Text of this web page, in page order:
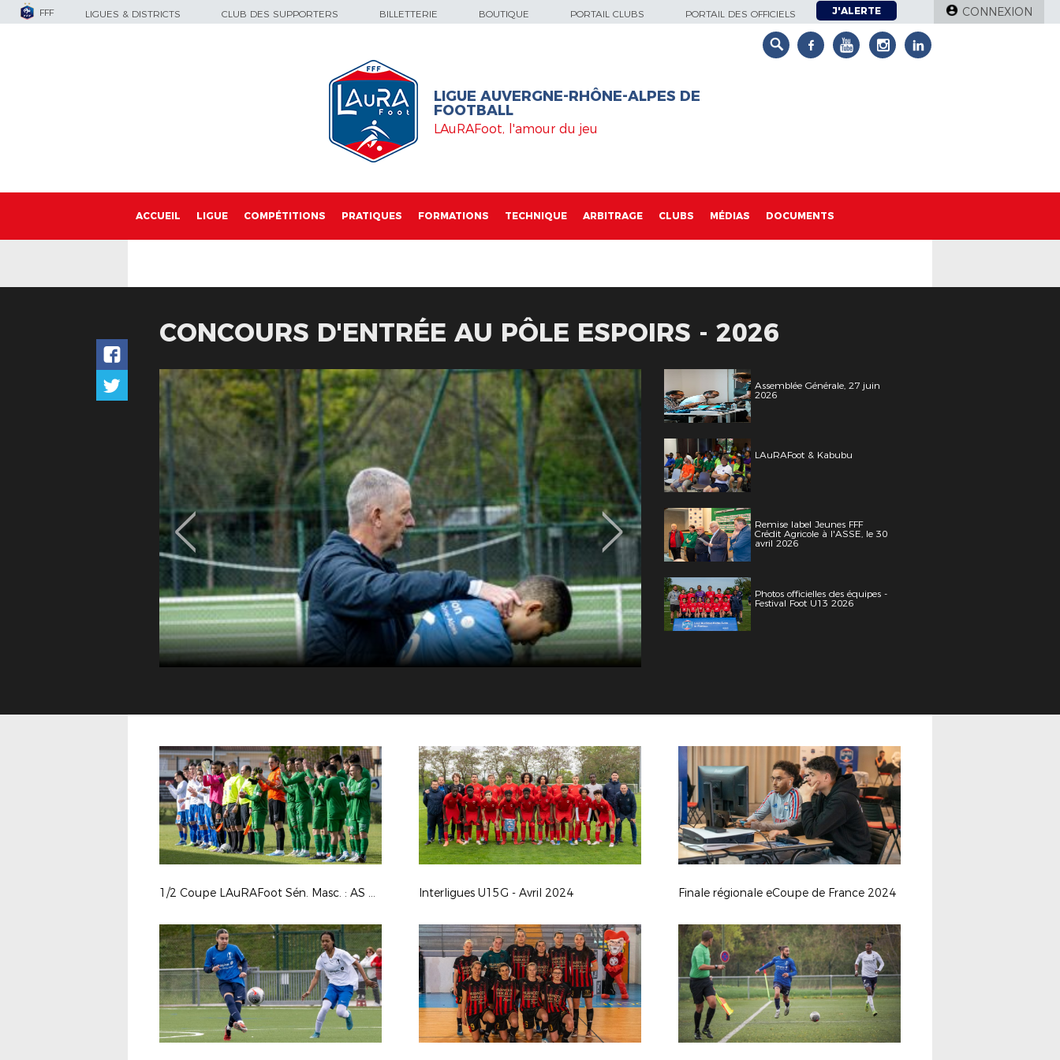
FFF LIGUES & DISTRICTS CLUB DES SUPPORTERS BILLETTERIE BOUTIQUE PORTAIL CLUBS PORTAIL DES OFFICIELS J'ALERTE CONNEXION
LIGUE AUVERGNE-RHÔNE-ALPES DE
FOOTBALL
LAuRAFoot, l'amour du jeu
ACCUEIL LIGUE COMPÉTITIONS PRATIQUES FORMATIONS TECHNIQUE ARBITRAGE CLUBS MÉDIAS DOCUMENTS
CONCOURS D'ENTRÉE AU PÔLE ESPOIRS - 2026
Assemblée Générale, 27 juin
2026
LAuRAFoot & Kabubu
Remise label Jeunes FFF
Crédit Agricole à l'ASSE, le 30
avril 2026
Photos officielles des équipes -
Festival Foot U13 2026
1/2 Coupe LAuRAFoot Sén. Masc. : AS Domérat / FC La Tour St Clair Interligues U15G - Avril 2024 Finale régionale eCoupe de France 2024